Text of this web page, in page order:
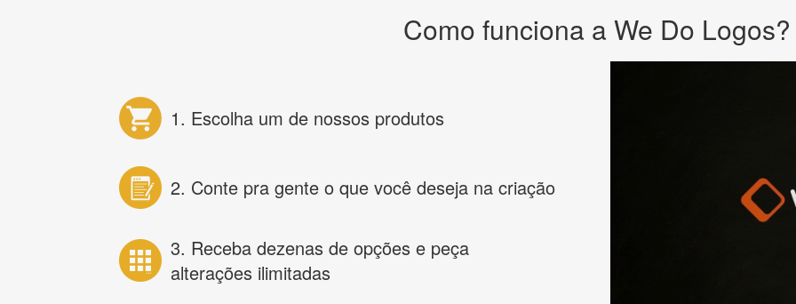
Como funciona a We Do Logos?
1. Escolha um de nossos produtos
2. Conte pra gente o que você deseja na criação
3. Receba dezenas de opções e peça
alterações ilimitadas